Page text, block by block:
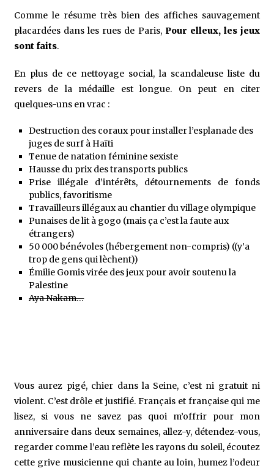
Comme le résume très bien des affiches sauvagement
placardées dans les rues de Paris, Pour elleux, les jeux
sont faits.
En plus de ce nettoyage social, la scandaleuse liste du
revers de la médaille est longue. On peut en citer
quelques-uns en vrac :
Destruction des coraux pour installer l’esplanade des
juges de surf à Haïti
Tenue de natation féminine sexiste
Hausse du prix des transports publics
Prise illégale d’intérêts, détournements de fonds
publics, favoritisme
Travailleurs illégaux au chantier du village olympique
Punaises de lit à gogo (mais ça c’est la faute aux
étrangers)
50 000 bénévoles (hébergement non-compris) ((y’a
trop de gens qui lèchent))
Émilie Gomis virée des jeux pour avoir soutenu la
Palestine
Aya Nakam…
Vous aurez pigé, chier dans la Seine, c’est ni gratuit ni
violent. C’est drôle et justifié. Français et française qui me
lisez, si vous ne savez pas quoi m’offrir pour mon
anniversaire dans deux semaines, allez-y, détendez-vous,
regarder comme l’eau reflète les rayons du soleil, écoutez
cette grive musicienne qui chante au loin, humez l’odeur